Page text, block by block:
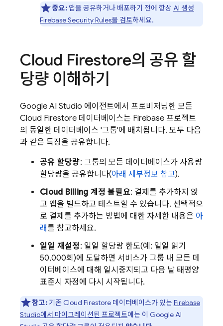
중요:앱을 공유하거나 배포하기 전에 항상 AI 생성
Firebase Security Rules을 검토하세요.
Cloud Firestore의 공유 할
당량 이해하기
Google AI Studio 에이전트에서 프로비저닝한 모든
Cloud Firestore 데이터베이스는 Firebase 프로젝트
의 동일한 데이터베이스 '그룹'에 배치됩니다. 모두 다음
과 같은 특징을 공유합니다.
공유 할당량: 그룹의 모든 데이터베이스가 사용량
할당량을 공유합니다(아래 세부정보 참고).
Cloud Billing 계정 불필요: 결제를 추가하지 않
고 앱을 빌드하고 테스트할 수 있습니다. 선택적으
로 결제를 추가하는 방법에 대한 자세한 내용은 아
래를 참고하세요.
일일 재설정: 일일 할당량 한도(예: 일일 읽기
50,000회)에 도달하면 서비스가 그룹 내 모든 데
이터베이스에 대해 일시중지되고 다음 날 태평양
표준시 자정에 다시 시작됩니다.
참고:기존 Cloud Firestore데이터베이스가 있는Firebase
Studio에서 마이그레이션된 프로젝트에는 이 Google AI